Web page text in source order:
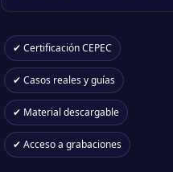
✔ Certificación CEPEC
✔ Casos reales y guías
✔ Material descargable
✔ Acceso a grabaciones